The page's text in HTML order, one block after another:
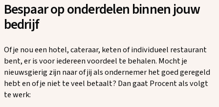
Bespaar op onderdelen binnen jouw
bedrijf
Of je nou een hotel, cateraar, keten of individueel restaurant
bent, er is voor iedereen voordeel te behalen. Mocht je
nieuwsgierig zijn naar of jij als ondernemer het goed geregeld
hebt en of je niet te veel betaalt? Dan gaat Procent als volgt
te werk: